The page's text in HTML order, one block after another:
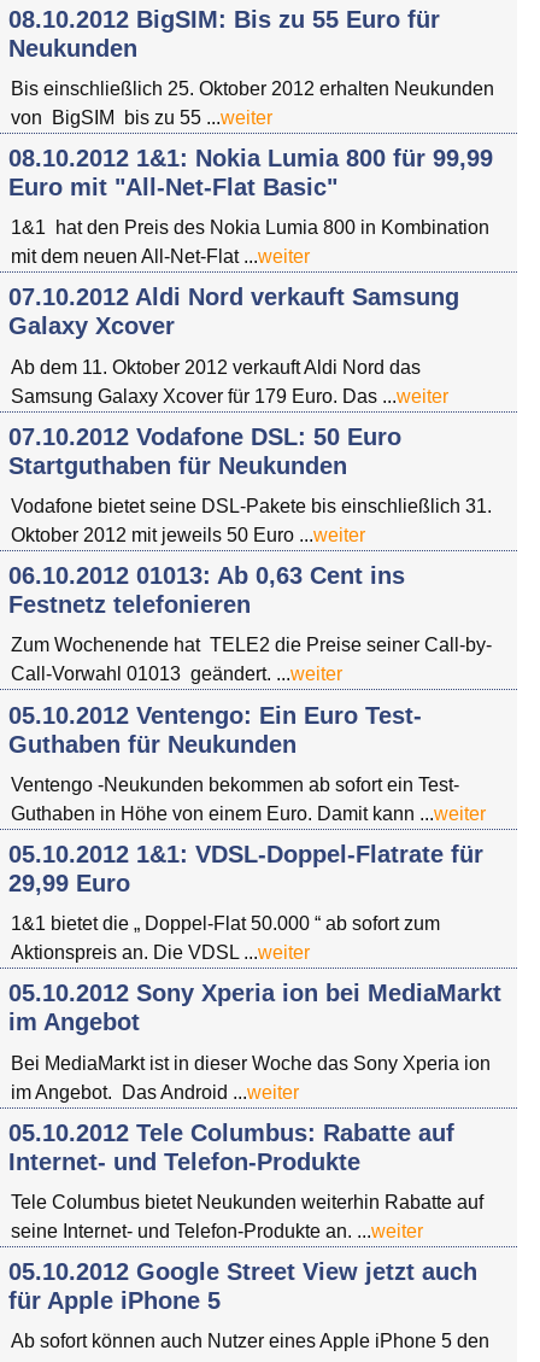
08.10.2012 BigSIM: Bis zu 55 Euro für
Neukunden
Bis einschließlich 25. Oktober 2012 erhalten Neukunden
von BigSIM bis zu 55 ...weiter
08.10.2012 1&1: Nokia Lumia 800 für 99,99
Euro mit "All-Net-Flat Basic"
1&1 hat den Preis des Nokia Lumia 800 in Kombination
mit dem neuen All-Net-Flat ...weiter
07.10.2012 Aldi Nord verkauft Samsung
Galaxy Xcover
Ab dem 11. Oktober 2012 verkauft Aldi Nord das
Samsung Galaxy Xcover für 179 Euro. Das ...weiter
07.10.2012 Vodafone DSL: 50 Euro
Startguthaben für Neukunden
Vodafone bietet seine DSL-Pakete bis einschließlich 31.
Oktober 2012 mit jeweils 50 Euro ...weiter
06.10.2012 01013: Ab 0,63 Cent ins
Festnetz telefonieren
Zum Wochenende hat TELE2 die Preise seiner Call-by-
Call-Vorwahl 01013 geändert. ...weiter
05.10.2012 Ventengo: Ein Euro Test-
Guthaben für Neukunden
Ventengo -Neukunden bekommen ab sofort ein Test-
Guthaben in Höhe von einem Euro. Damit kann ...weiter
05.10.2012 1&1: VDSL-Doppel-Flatrate für
29,99 Euro
1&1 bietet die „ Doppel-Flat 50.000 “ ab sofort zum
Aktionspreis an. Die VDSL ...weiter
05.10.2012 Sony Xperia ion bei MediaMarkt
im Angebot
Bei MediaMarkt ist in dieser Woche das Sony Xperia ion
im Angebot. Das Android ...weiter
05.10.2012 Tele Columbus: Rabatte auf
Internet- und Telefon-Produkte
Tele Columbus bietet Neukunden weiterhin Rabatte auf
seine Internet- und Telefon-Produkte an. ...weiter
05.10.2012 Google Street View jetzt auch
für Apple iPhone 5
Ab sofort können auch Nutzer eines Apple iPhone 5 den